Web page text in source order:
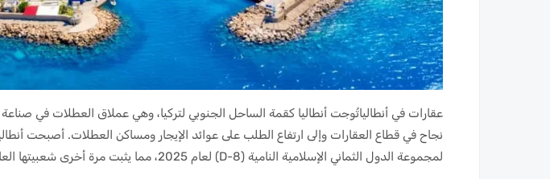
عقارات في أنطالياتُوجت أنطاليا كقمة الساحل الجنوبي لتركيا، وهي عملاق العطلات في
نجاح في قطاع العقارات وإلى ارتفاع الطلب على عوائد الإيجار ومساكن العطلات. أصبحت
لمجموعة الدول الثماني الإسلامية النامية (D-8) لعام 2025، مما يثبت مرة أخرى شعبيتها العالمية.